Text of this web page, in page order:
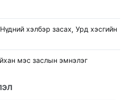
хэлбэр засах, Урд хэсгийн
мэс заслын эмнэлэг